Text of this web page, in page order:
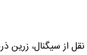
نقل از سیگنال، زرین